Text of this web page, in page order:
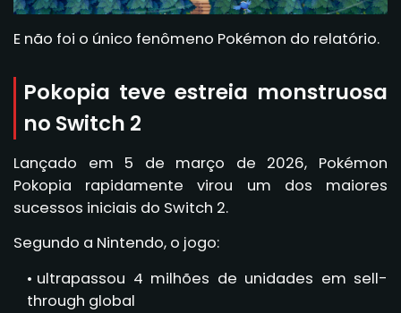
E não foi o único fenômeno Pokémon do relatório.
Pokopia teve estreia monstruosa
no Switch 2
Lançado em 5 de março de 2026, Pokémon
Pokopia rapidamente virou um dos maiores
sucessos iniciais do Switch 2.
Segundo a Nintendo, o jogo:
ultrapassou 4 milhões de unidades em sell-
through global